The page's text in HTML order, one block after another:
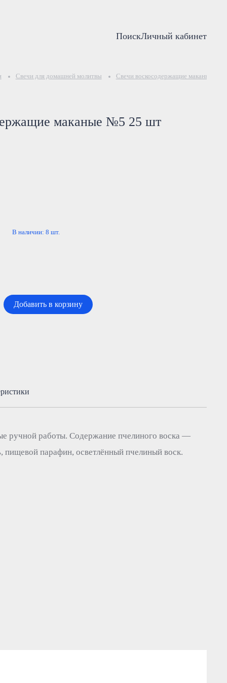
ПоискЛичный кабинет
Свечи для домашней молитвы Свечи воскосодержащие маканые №5
маканые №5 25 шт
В наличии: 8 шт.
Добавить в корзину
ручной работы. Содержание пчелиного воска —
пищевой парафин, осветлённый пчелиный воск.